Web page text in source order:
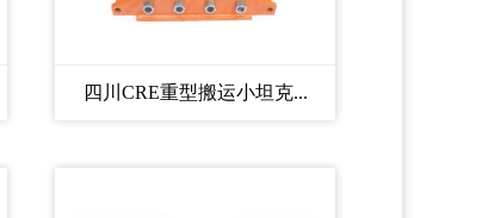
四川CRE重型搬运小坦克...